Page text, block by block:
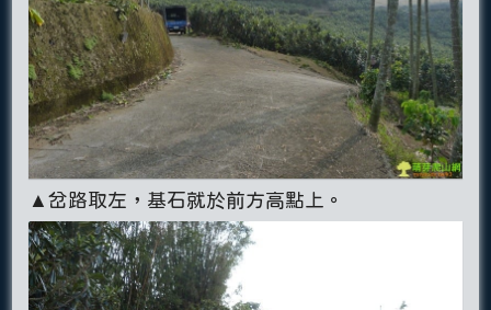
▲岔路取左，基石就於前方高點上。